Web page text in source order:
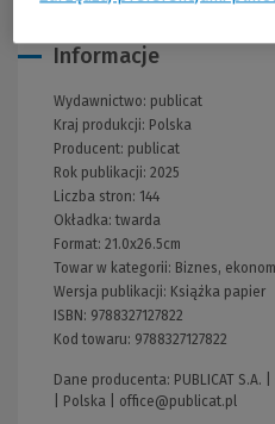
Informacje
Wydawnictwo: publicat
Kraj produkcji: Polska
Producent: publicat
Rok publikacji: 2025
Liczba stron: 144
Okładka:twarda
Format: 21.0x26.5cm
Towar w kategorii: Biznes,
Wersja publikacji: Książka papier
ISBN: 9788327127822
Kod towaru: 9788327127822
Dane producenta: PUBLICAT
| Polska | office@publicat.pl